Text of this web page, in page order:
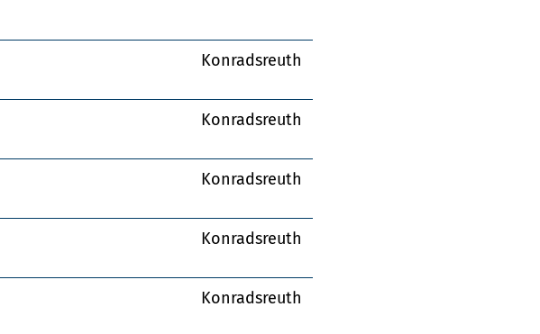
Konradsreuth
Konradsreuth
Konradsreuth
Konradsreuth
Konradsreuth